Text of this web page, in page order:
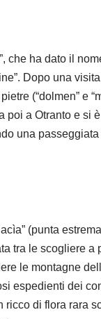
che ha dato il
Dopo una
(“dolmen” e
a Otranto e si
una
(punta
tra le scogliere
le montagne
espedienti dei
di flora rara